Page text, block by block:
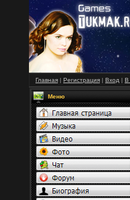
Главная | Регистрация | Вход | В
Меню